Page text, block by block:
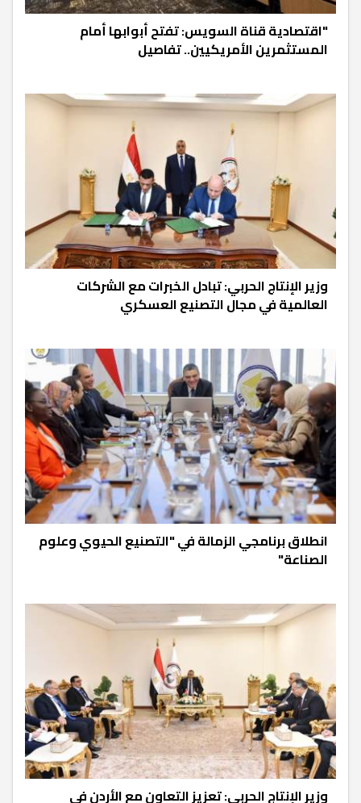
"اقتصادية قناة السويس: تفتح أبوابها أمام
المستثمرين الأمريكيين.. تفاصيل
وزير الإنتاج الحربي: تبادل الخبرات مع الشركات
العالمية في مجال التصنيع العسكري
انطلاق برنامجي الزمالة في "التصنيع الحيوي وعلوم
الصناعة"
وزير الإنتاج الحربي: تعزيز التعاون مع الأردن في